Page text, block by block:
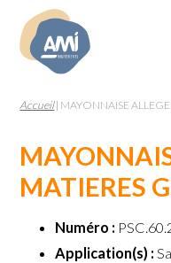
Accueil| MAYONNAISE
MATIERES
Numéro :
Application(s) :